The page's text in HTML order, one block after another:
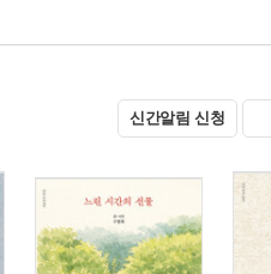
신간알림 신청